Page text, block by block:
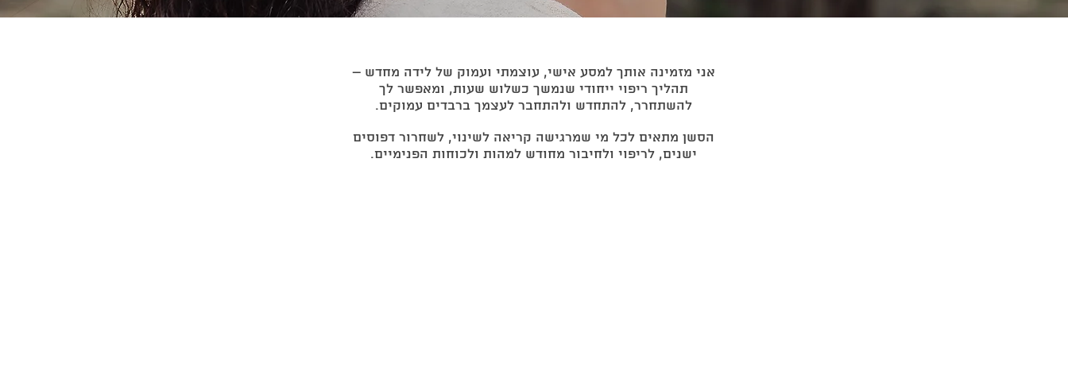
אני מזמינה אותך למסע אישי, עוצמתי ועמוק של לידה מחדש –
תהליך ריפוי ייחודי שנמשך כשלוש שעות, ומאפשר לך
להשתחרר, להתחדש ולהתחבר לעצמך ברבדים עמוקים.
הסשן מתאים לכל מי שמרגישה קריאה לשינוי, לשחרור דפוסים
ישנים, לריפוי ולחיבור מחודש למהות ולכוחות הפנימיים.